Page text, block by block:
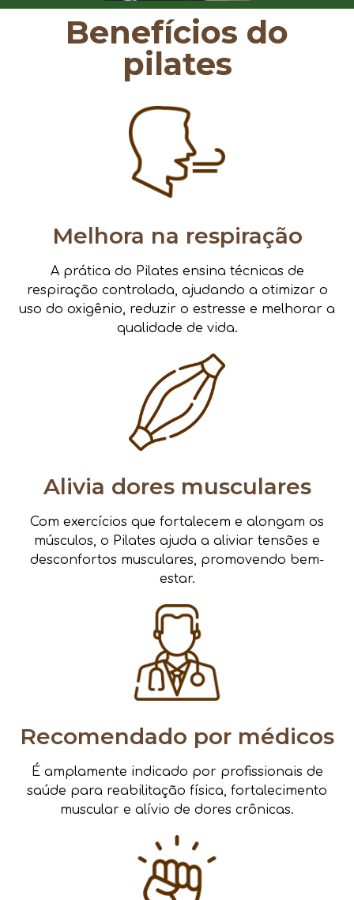
Benefícios do
pilates
Melhora na respiração
A prática do Pilates ensina técnicas de
respiração controlada, ajudando a otimizar o
uso do oxigênio, reduzir o estresse e melhorar a
qualidade de vida.
Alivia dores musculares
Com exercícios que fortalecem e alongam os
músculos, o Pilates ajuda a aliviar tensões e
desconfortos musculares, promovendo bem-
estar.
Recomendado por médicos
É amplamente indicado por profissionais de
saúde para reabilitação física, fortalecimento
muscular e alívio de dores crônicas.